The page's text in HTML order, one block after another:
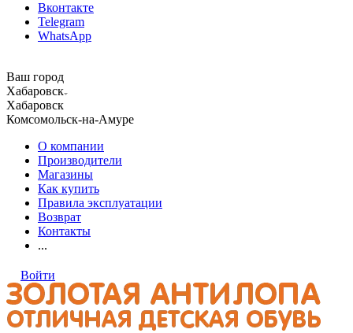
Вконтакте
Telegram
WhatsApp
Ваш город
Хабаровск
Хабаровск
Комсомольск-на-Амуре
О компании
Производители
Магазины
Как купить
Правила эксплуатации
Возврат
Контакты
...
Войти